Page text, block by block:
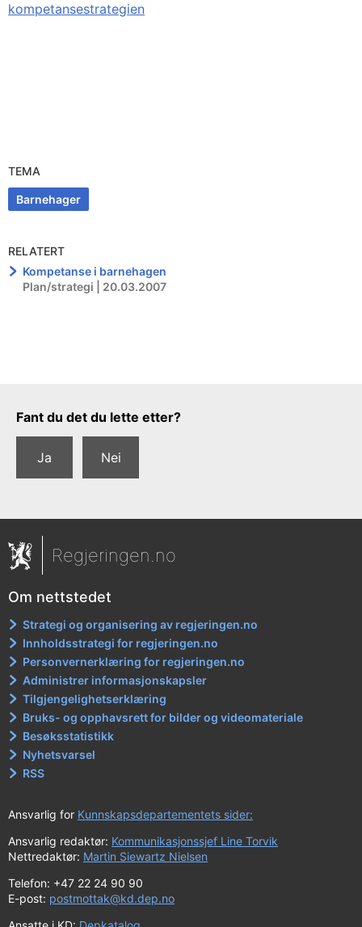
kompetansestrategien
TEMA
Barnehager
RELATERT
Kompetanse i barnehagen
Plan/strategi | 20.03.2007
Tilbakemeldingsskjema
Fant du det du lette etter?
Ja Nei
Regjeringen.no
Om nettstedet
Strategi og organisering av regjeringen.no
Innholdsstrategi for regjeringen.no
Personvernerklæring for regjeringen.no
Administrer informasjonskapsler
Tilgjengelighetserklæring
Bruks- og opphavsrett for bilder og videomateriale
Besøksstatistikk
Nyhetsvarsel
RSS
Ansvarlig for Kunnskapsdepartementets sider:
Ansvarlig redaktør: Kommunikasjonssjef Line Torvik
Nettredaktør: Martin Siewartz Nielsen
Telefon: +47 22 24 90 90
E-post: postmottak@kd.dep.no